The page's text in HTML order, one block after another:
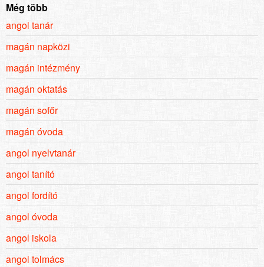
Még több
angol tanár
magán napközi
magán intézmény
magán oktatás
magán sofőr
magán óvoda
angol nyelvtanár
angol tanító
angol fordító
angol óvoda
angol iskola
angol tolmács